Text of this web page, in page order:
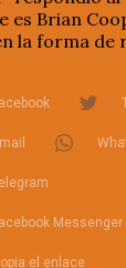
es Brian
la forma de
Messenger
el enlace